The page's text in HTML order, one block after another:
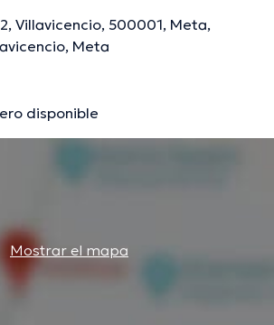
Villavicencio, 500001, Meta,
Meta
disponible
Mostrar el mapa